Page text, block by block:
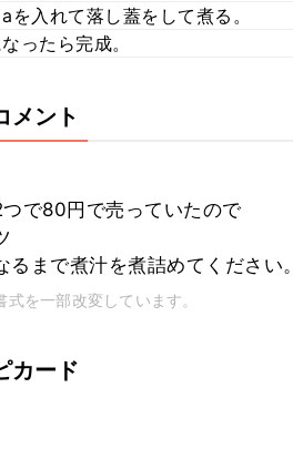
を入れて落し蓋をして煮る。
ったら完成。
メント
で80円で売っていたので
るまで煮汁を煮詰めてください。
を一部改変しています。
カード